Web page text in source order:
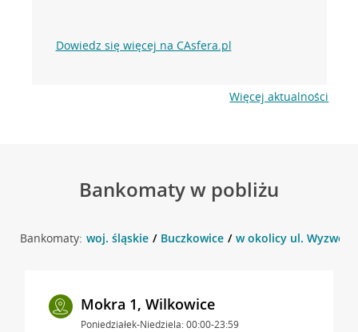
Dowiedz się więcej na CAsfera.pl
Więcej aktualności
Bankomaty w pobliżu
Bankomaty: woj. śląskie Buczkowice w okolicy ul.
Mokra 1, Wilkowice
Poniedziałek-Niedziela: 00:00-23:59